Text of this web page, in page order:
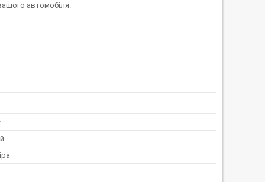
автомобіля.